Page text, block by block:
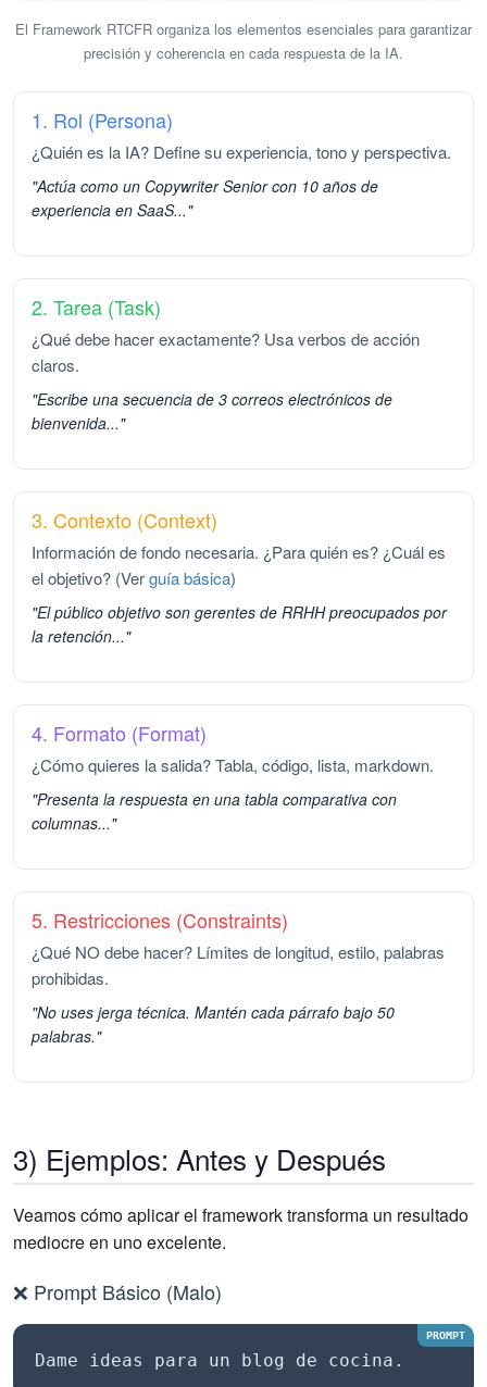
El Framework RTCFR organiza los elementos esenciales para garantizar
precisión y coherencia en cada respuesta de la IA.
1. Rol (Persona)
¿Quién es la IA? Define su experiencia, tono y perspectiva.
"Actúa como un Copywriter Senior con 10 años de
experiencia en SaaS..."
2. Tarea (Task)
¿Qué debe hacer exactamente? Usa verbos de acción
claros.
"Escribe una secuencia de 3 correos electrónicos de
bienvenida..."
3. Contexto (Context)
Información de fondo necesaria. ¿Para quién es? ¿Cuál es
el objetivo? (Verguía básica)
"El público objetivo son gerentes de RRHH preocupados por
la retención..."
4. Formato (Format)
¿Cómo quieres la salida? Tabla, código, lista, markdown.
"Presenta la respuesta en una tabla comparativa con
columnas..."
5. Restricciones (Constraints)
¿Qué NO debe hacer? Límites de longitud, estilo, palabras
prohibidas.
"No uses jerga técnica. Mantén cada párrafo bajo 50
palabras."
3) Ejemplos: Antes y Después
Veamos cómo aplicar el framework transforma un resultado
mediocre en uno excelente.
❌ Prompt Básico (Malo)
Dame ideas para un blog de cocina.